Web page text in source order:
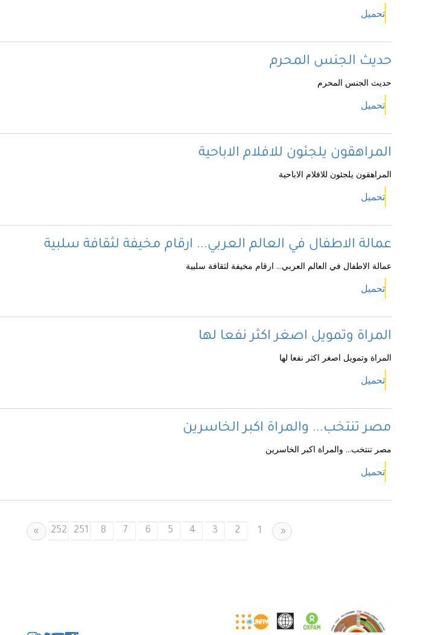
تحميل
حديث الجنس المحرم
حديث الجنس المحرم
تحميل
المراهقون يلجئون للافلام الاباحية
المراهقون يلجئون للافلام الاباحية
تحميل
عمالة الاطفال في العالم العربي... ارقام مخيفة لثقافة سلبية
عمالة الاطفال في العالم العربي... ارقام مخيفة لثقافة سلبية
تحميل
المراة وتمويل اصغر اكثر نفعا لها
المراة وتمويل اصغر اكثر نفعا لها
تحميل
مصر تنتخب... والمراة اكبر الخاسرين
مصر تنتخب... والمراة اكبر الخاسرين
تحميل
«
Previous
1
2
3
4
5
6
7
8
251
252
»
Next